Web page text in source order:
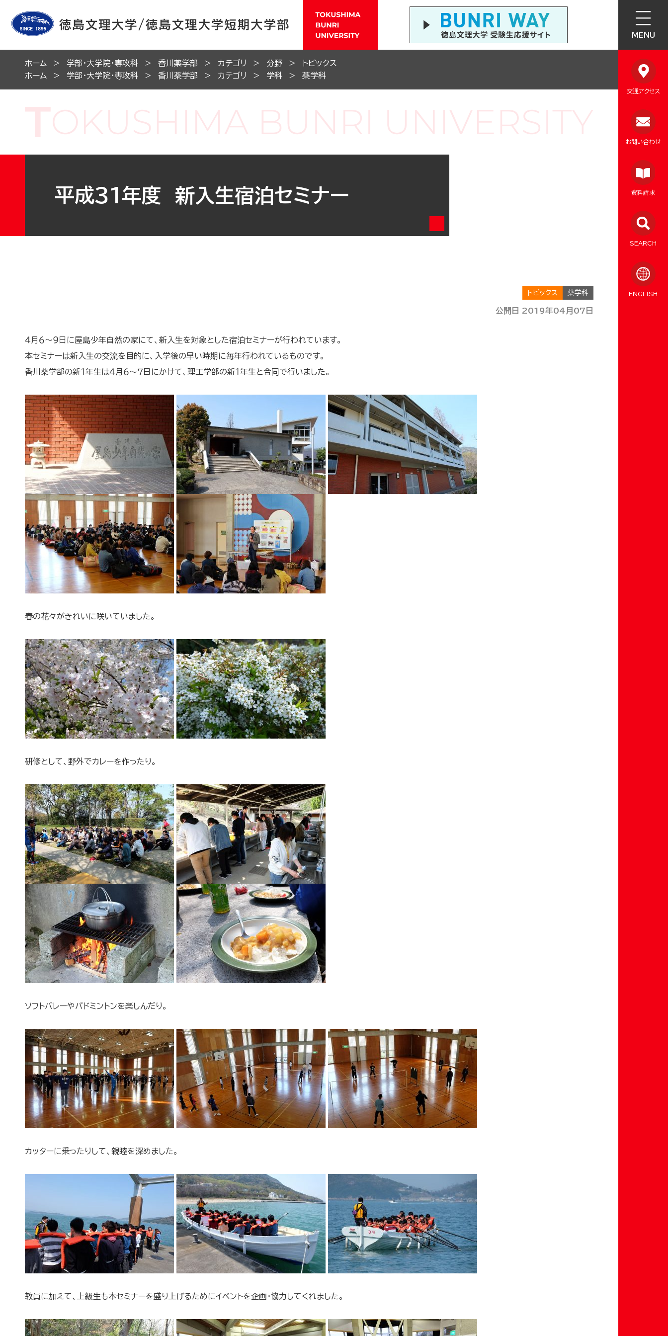
MENU
交通アクセス
お問い合わせ
資料請求
SEARCH
ENGLISH
ホーム 学部・大学院・専攻科 香川薬学部 カテゴリ 分野
トピックス
ホーム
学部・大学院・専攻科 香川薬学部 カテゴリ 学科 薬学科
平成３１年度 新入生宿泊セミナー
トピックス 薬学科
公開日 2019年04月07日
４月６〜９日に屋島少年自然の家にて、新入生を対象とした宿泊セミナーが行われています。
本セミナーは新入生の交流を目的に、入学後の早い時期に毎年行われているものです。
香川薬学部の新１年生は４月６〜７日にかけて、理工学部の新１年生と合同で行いました。
春の花々がきれいに咲いていました。
研修として、野外でカレーを作ったり。
ソフトバレーやバドミントンを楽しんだり。
カッターに乗ったりして、親睦を深めました。
教員に加えて、上級生も本セミナーを盛り上げるためにイベントを企画・協力してくれました。